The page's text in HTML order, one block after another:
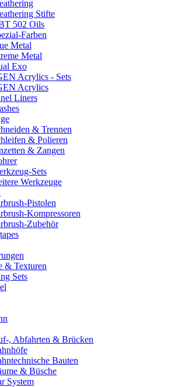
Stifte
502 Oils
Farben
Metal
Metal
Exo
Acrylics - Sets
Acrylics
Liners
& Trennen
& Polieren
& Zangen
Sets
Werkzeuge
Pistolen
Kompressoren
Zubehör
& Texturen
Sets
, Abfahrten & Brücken
Bauten
& Büsche
System